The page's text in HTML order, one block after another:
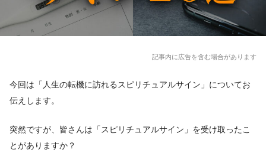
記事内に広告を含む場合があります
今回は「人生の転機に訪れるスピリチュアルサイン」についてお
伝えします。
突然ですが、皆さんは「スピリチュアルサイン」を受け取ったこ
とがありますか？